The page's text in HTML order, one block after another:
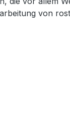
von